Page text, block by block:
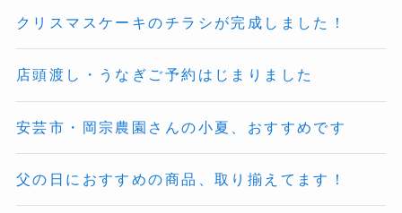
クリスマスケーキのチラシが完成しました！
店頭渡し・うなぎご予約はじまりました
安芸市・岡宗農園さんの小夏、おすすめです
父の日におすすめの商品、取り揃えてます！